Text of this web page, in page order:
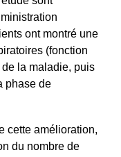
ont montré une
(fonction
de la maladie, puis
phase de
cette amélioration,
du nombre de